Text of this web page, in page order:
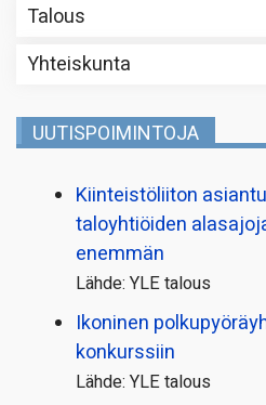
Talous
Yhteiskunta
UUTISPOIMINTOJA
Kiinteistö­liiton
taloyhtiöiden
enemmän
Lähde: YLE talous
Ikoninen
konkurssiin
Lähde: YLE talous